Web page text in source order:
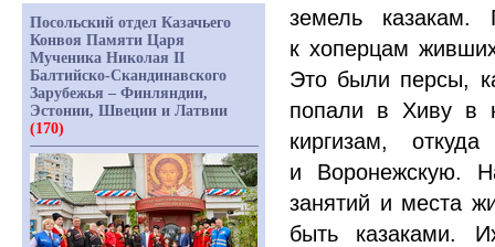
земель казакам.
к хоперцам
Это были персы,
попали в Хиву в
киргизам,
и Воронежскую.
занятий и места
быть казаками.
Посольский отдел Казачьего
Конвоя Памяти Царя
Мученика Николая II
Балтийско-Скандинавского
Зарубежья – Финляндии,
Эстонии, Швеции и Латвии
(170)